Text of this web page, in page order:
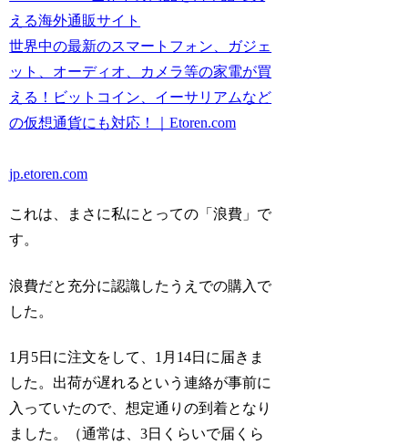
える海外通販サイト
世界中の最新のスマートフォン、ガジェ
ット、オーディオ、カメラ等の家電が買
える！ビットコイン、イーサリアムなど
の仮想通貨にも対応！｜Etoren.com
jp.etoren.com
これは、まさに私にとっての「浪費」で
す。
浪費だと充分に認識したうえでの購入で
した。
1月5日に注文をして、1月14日に届きま
した。出荷が遅れるという連絡が事前に
入っていたので、想定通りの到着となり
ました。（通常は、3日くらいで届くら